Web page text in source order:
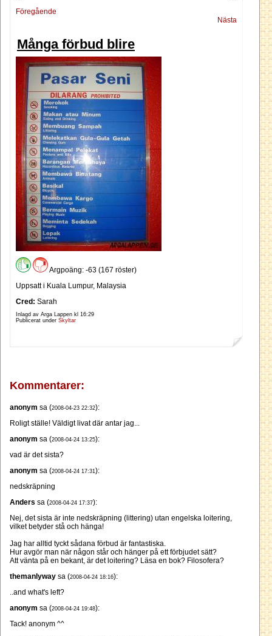
Föregående
Nästa
Många förbud blire
Argpoäng: -63 (167 röster)
Uppsatt i Kuala Lumpur, Malaysia
Cred: Sarah
Inlagd av Arga Lappen kl 16:29
Publicerat under Skyltar
Kommentarer:
anonym sa (2008-04-23 22:32):
Roligt ställe! Väldigt livat där antar jag...
anonym sa (2008-04-24 13:25):
vad är det sista?
anonym sa (2008-04-24 17:31):
nedskräpning
Anders sa (2008-04-24 17:37):
Nej, det sista är inte nedskräpning (littering) utan engelska loitering,
vilket betyder stå och hänga!
Jag har alltid tyckt sådana förbud är fantastiska.
Hur avgör man när någon står och hänger på ett förbjudet sätt?
Att vänta på en bekant, är det loitering? Läsa en bok? Filosofera?
themanlyway sa (2008-04-24 18:16):
..and what's left?
anonym sa (2008-04-24 19:48):
Tack! anonym ^^